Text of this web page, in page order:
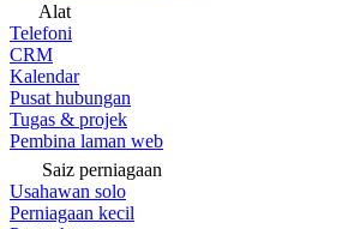
Alat
Telefoni
CRM
Kalendar
Pusat hubungan
Tugas & projek
Pembina laman web
Saiz perniagaan
Usahawan solo
Perniagaan kecil